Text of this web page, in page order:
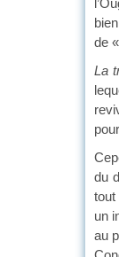
de «
La
du
tout
un
au